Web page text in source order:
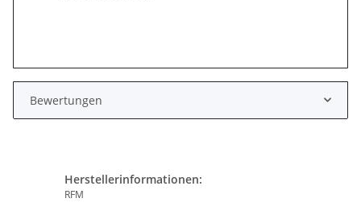
Bewertungen
Herstellerinformationen:
RFM